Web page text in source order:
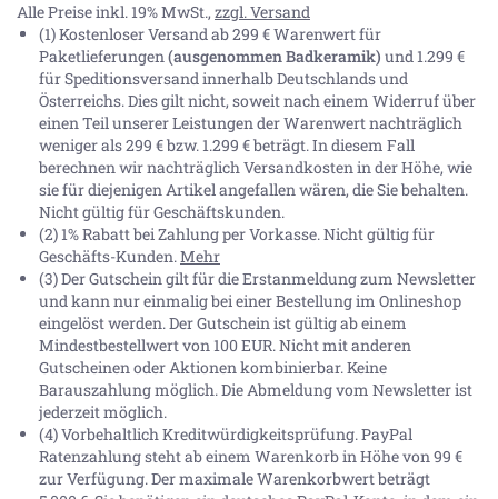
Alle Preise inkl. 19% MwSt., zzgl. Versand
(1) Kostenloser Versand ab 299 € Warenwert für
Paketlieferungen(ausgenommen Badkeramik) und 1.299 €
für Speditionsversand innerhalb Deutschlands und
Österreichs. Dies gilt nicht, soweit nach einem Widerruf über
einen Teil unserer Leistungen der Warenwert nachträglich
weniger als 299 € bzw. 1.299 € beträgt. In diesem Fall
berechnen wir nachträglich Versandkosten in der Höhe, wie
sie für diejenigen Artikel angefallen wären, die Sie behalten.
Nicht gültig für Geschäftskunden.
(2) 1% Rabatt bei Zahlung per Vorkasse. Nicht gültig für
Geschäfts-Kunden.Mehr
(3) Der Gutschein gilt für die Erstanmeldung zum Newsletter
und kann nur einmalig bei einer Bestellung im Onlineshop
eingelöst werden. Der Gutschein ist gültig ab einem
Mindestbestellwert von 100 EUR. Nicht mit anderen
Gutscheinen oder Aktionen kombinierbar. Keine
Barauszahlung möglich. Die Abmeldung vom Newsletter ist
jederzeit möglich.
(4) Vorbehaltlich Kreditwürdigkeitsprüfung. PayPal
Ratenzahlung steht ab einem Warenkorb in Höhe von99 €
zur Verfügung. Der maximale Warenkorbwert beträgt